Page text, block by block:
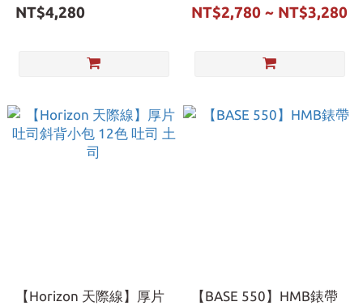
小包2L 旅行後背包28L
NT$4,280 NT$2,780 ~ NT$3,280
【Horizon 天際線】厚片
【BASE 550】HMB錶帶